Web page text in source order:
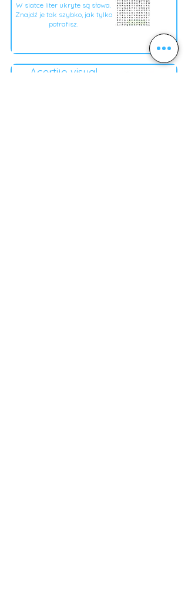
W siatce liter ukryte są słowa.
Znajdź je tak szybko, jak tylko
potrafisz.
Acertijo visual